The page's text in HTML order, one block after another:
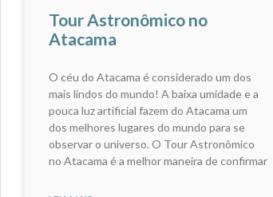
Tour Astronômico no
Atacama
O céu do Atacama é considerado um dos
mais lindos do mundo! A baixa umidade e a
pouca luz artificial fazem do Atacama um
dos melhores lugares do mundo para se
observar o universo. O Tour Astronômico
no Atacama é a melhor maneira de confirmar